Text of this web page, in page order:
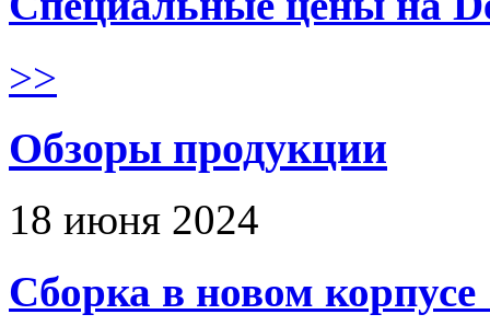
>>
Обзоры продукции
18 июня 2024
Сборка в новом